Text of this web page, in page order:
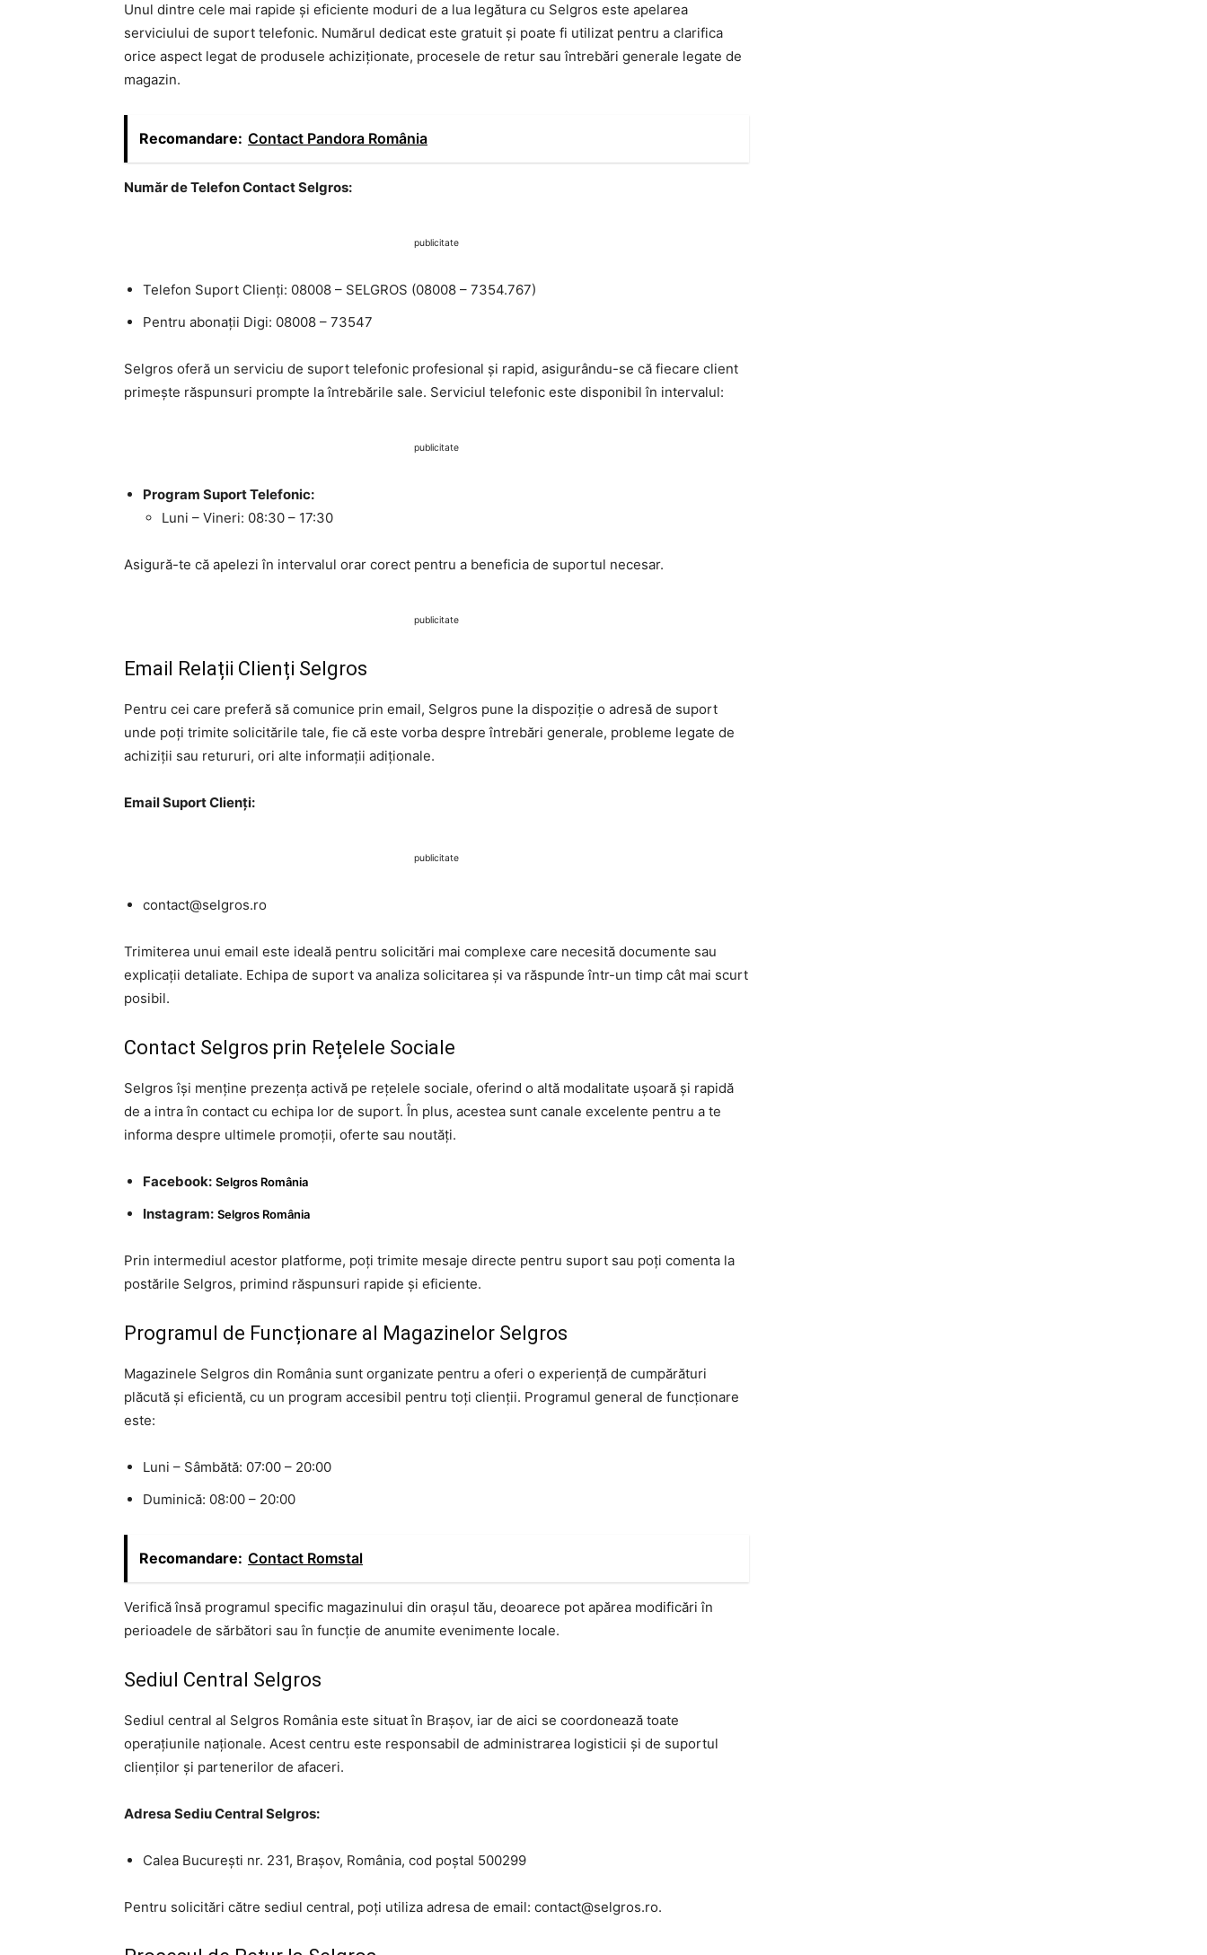
Unul dintre cele mai rapide și eficiente moduri de a lua legătura cu Selgros este apelarea
serviciului de suport telefonic. Numărul dedicat este gratuit și poate fi utilizat pentru a clarifica
orice aspect legat de produsele achiziționate, procesele de retur sau întrebări generale legate de
magazin.
Recomandare: Contact Pandora România
Număr de Telefon Contact Selgros:
publicitate
Telefon Suport Clienți: 08008 – SELGROS (08008 – 7354.767)
Pentru abonații Digi: 08008 – 73547
Selgros oferă un serviciu de suport telefonic profesional și rapid, asigurându-se că fiecare client
primește răspunsuri prompte la întrebările sale. Serviciul telefonic este disponibil în intervalul:
publicitate
Program Suport Telefonic:
Luni – Vineri: 08:30 – 17:30
Asigură-te că apelezi în intervalul orar corect pentru a beneficia de suportul necesar.
publicitate
Email Relații Clienți Selgros
Pentru cei care preferă să comunice prin email, Selgros pune la dispoziție o adresă de suport
unde poți trimite solicitările tale, fie că este vorba despre întrebări generale, probleme legate de
achiziții sau retururi, ori alte informații adiționale.
Email Suport Clienți:
publicitate
contact@selgros.ro
Trimiterea unui email este ideală pentru solicitări mai complexe care necesită documente sau
explicații detaliate. Echipa de suport va analiza solicitarea și va răspunde într-un timp cât mai scurt
posibil.
Contact Selgros prin Rețelele Sociale
Selgros își menține prezența activă pe rețelele sociale, oferind o altă modalitate ușoară și rapidă
de a intra în contact cu echipa lor de suport. În plus, acestea sunt canale excelente pentru a te
informa despre ultimele promoții, oferte sau noutăți.
Facebook: Selgros România
Instagram: Selgros România
Prin intermediul acestor platforme, poți trimite mesaje directe pentru suport sau poți comenta la
postările Selgros, primind răspunsuri rapide și eficiente.
Programul de Funcționare al Magazinelor Selgros
Magazinele Selgros din România sunt organizate pentru a oferi o experiență de cumpărături
plăcută și eficientă, cu un program accesibil pentru toți clienții. Programul general de funcționare
este:
Luni – Sâmbătă: 07:00 – 20:00
Duminică: 08:00 – 20:00
Recomandare: Contact Romstal
Verifică însă programul specific magazinului din orașul tău, deoarece pot apărea modificări în
perioadele de sărbători sau în funcție de anumite evenimente locale.
Sediul Central Selgros
Sediul central al Selgros România este situat în Brașov, iar de aici se coordonează toate
operațiunile naționale. Acest centru este responsabil de administrarea logisticii și de suportul
clienților și partenerilor de afaceri.
Adresa Sediu Central Selgros:
Calea București nr. 231, Brașov, România, cod poștal 500299
Pentru solicitări către sediul central, poți utiliza adresa de email: contact@selgros.ro.